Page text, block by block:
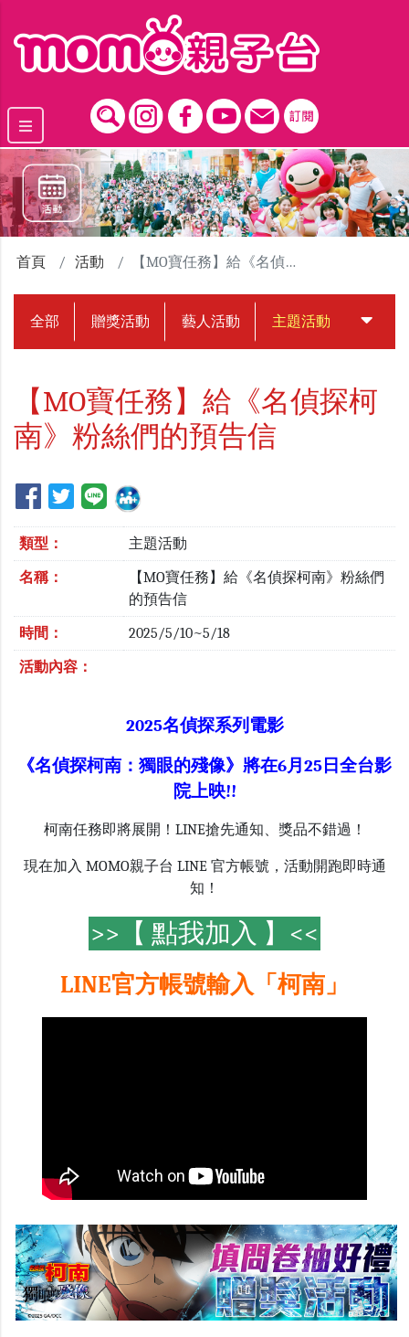
首頁 活動 【MO寶任務】給《名偵探柯南》粉絲們的預告信
全部 贈獎活動 藝人活動 主題活動 中獎名
【MO寶任務】給《名偵探柯
南》粉絲們的預告信
類型： 主題活動
名稱：
【MO寶任務】給《名偵探柯南》粉絲們
的預告信
時間： 2025/5/10~5/18
活動內容：
2025名偵探系列電影
《名偵探柯南：獨眼的殘像》 將在6月25日全台影
院上映!!
柯南任務即將展開！LINE搶先通知、獎品不錯過！
現在加入 MOMO親子台 LINE 官方帳號，活動開跑即時通
知！
>>【 點我加入 】<<
LINE官方帳號輸入「柯南」